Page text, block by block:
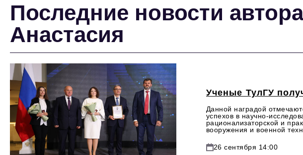
Последние новости
Анастасия
Ученые ТулГУ
Данной наградой
успехов в научно-
рационализаторской и
вооружения и военной
26 сентября 14:00